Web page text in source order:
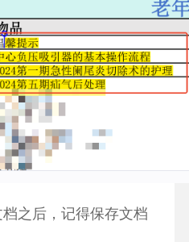
之后，记得保存文档